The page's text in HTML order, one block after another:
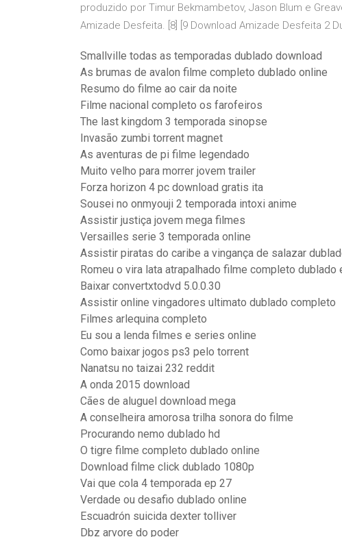
produzido por Timur Bekmambetov, Jason Blum e
Amizade Desfeita. [8] [9 Download Amizade Desfeita 2
Smallville todas as temporadas dublado download
As brumas de avalon filme completo dublado online
Resumo do filme ao cair da noite
Filme nacional completo os farofeiros
The last kingdom 3 temporada sinopse
Invasão zumbi torrent magnet
As aventuras de pi filme legendado
Muito velho para morrer jovem trailer
Forza horizon 4 pc download gratis ita
Sousei no onmyouji 2 temporada intoxi anime
Assistir justiça jovem mega filmes
Versailles serie 3 temporada online
Assistir piratas do caribe a vingança de salazar
Romeu o vira lata atrapalhado filme completo dublado
Baixar convertxtodvd 5.0.0.30
Assistir online vingadores ultimato dublado completo
Filmes arlequina completo
Eu sou a lenda filmes e series online
Como baixar jogos ps3 pelo torrent
Nanatsu no taizai 232 reddit
A onda 2015 download
Cães de aluguel download mega
A conselheira amorosa trilha sonora do filme
Procurando nemo dublado hd
O tigre filme completo dublado online
Download filme click dublado 1080p
Vai que cola 4 temporada ep 27
Verdade ou desafio dublado online
Escuadrón suicida dexter tolliver
Dbz arvore do poder